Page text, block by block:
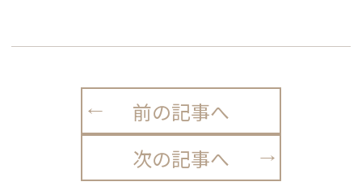
前の記事へ
次の記事へ